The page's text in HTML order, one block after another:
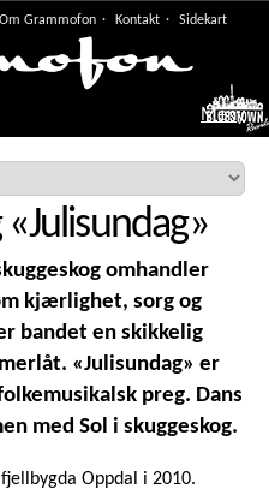
Om Grammofon Kontakt Sidekart
Meny
«Julisundag»
omhandler
kjærlighet, sorg og
bandet en skikkelig
«Julisundag» er
preg. Dans
med Sol i skuggeskog.
Oppdal i 2010.